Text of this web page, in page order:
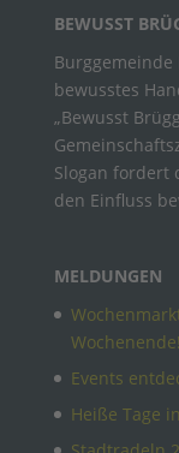
BEWUSST
Burggemeinde
bewusstes
„Bewusst
Slogan fordert
den Einfluss
MELDUNGEN
Wochenende!
Events
Heiße Tage